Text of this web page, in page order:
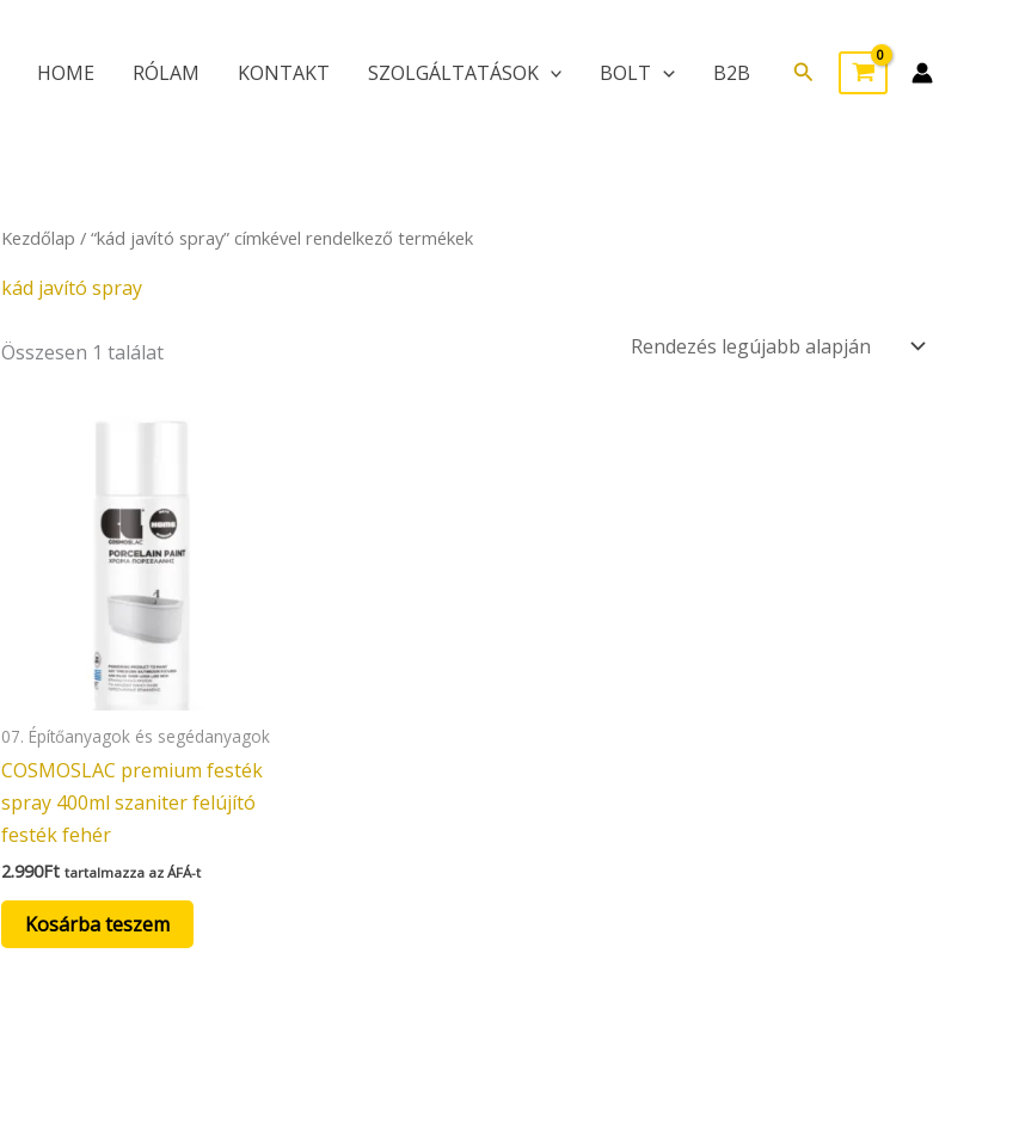
HOME RÓLAM KONTAKT SZOLGÁLTATÁSOK BOLT B2B Search
Kezdőlap / “kád javító spray” címkével rendelkező termékek
kád javító spray
Összesen 1 találat
07. Építőanyagok és segédanyagok
COSMOSLAC premium festék
spray 400ml szaniter felújító
festék fehér
2.990Ft tartalmazza az ÁFÁ-t
Kosárba teszem